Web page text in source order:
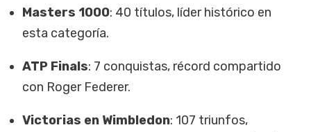
Masters 1000: 40 títulos, líder histórico en
esta categoría.
ATP Finals: 7 conquistas, récord compartido
con Roger Federer.
Victorias en Wimbledon: 107 triunfos,